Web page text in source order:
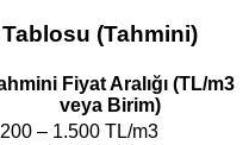
(Tahmini)
Fiyat Aralığı (TL/m3
veya Birim)
– 1.500 TL/m3